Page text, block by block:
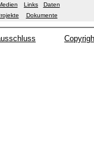
Links
Daten
Dokumente